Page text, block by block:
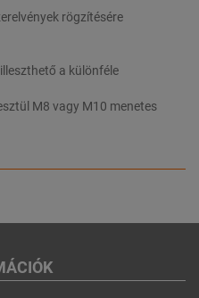
rögzítésére
a különféle
M8 vagy M10 menetes